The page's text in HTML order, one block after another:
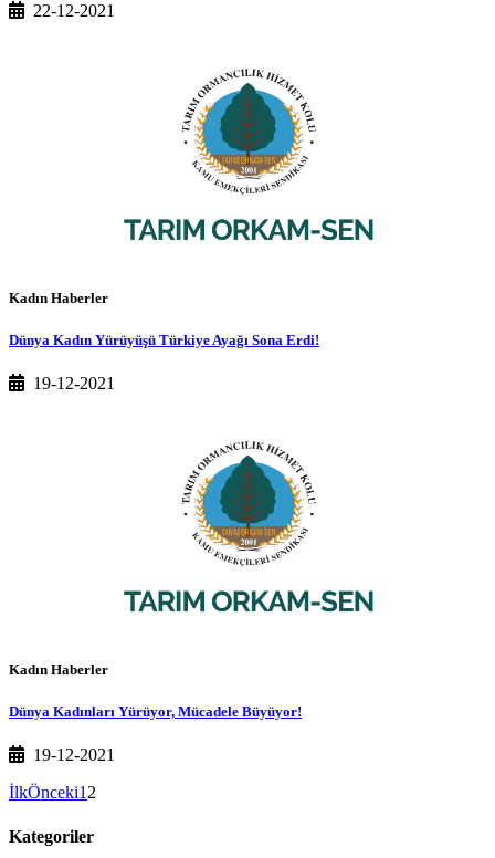
22-12-2021
Kadın Haberler
Dünya Kadın Yürüyüşü Türkiye Ayağı Sona Erdi!
19-12-2021
Kadın Haberler
Dünya Kadınları Yürüyor, Mücadele Büyüyor!
19-12-2021
İlkÖnceki12
Kategoriler